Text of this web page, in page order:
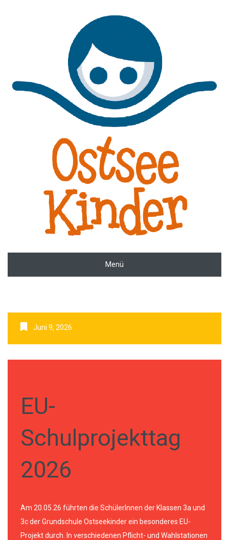
Menü
Juni 9, 2026
EU-
Schulprojekttag
2026
Am 20.05.26 führten die SchülerInnen der Klassen 3a und
3c der Grundschule Ostseekinder ein besonderes EU-
Projekt durch. In verschiedenen Pflicht- und Wahlstationen